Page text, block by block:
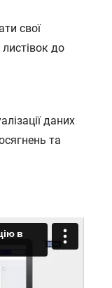
свої
до
даних
та